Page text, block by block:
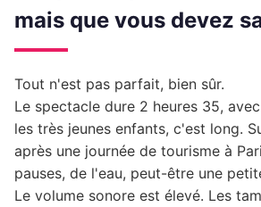
mais que vous devez
Tout n'est pas parfait, bien sûr.
Le spectacle dure 2 heures 35,
les très jeunes enfants, c'est long.
après une journée de tourisme à
pauses, de l'eau, peut-être une
Le volume sonore est élevé. Les